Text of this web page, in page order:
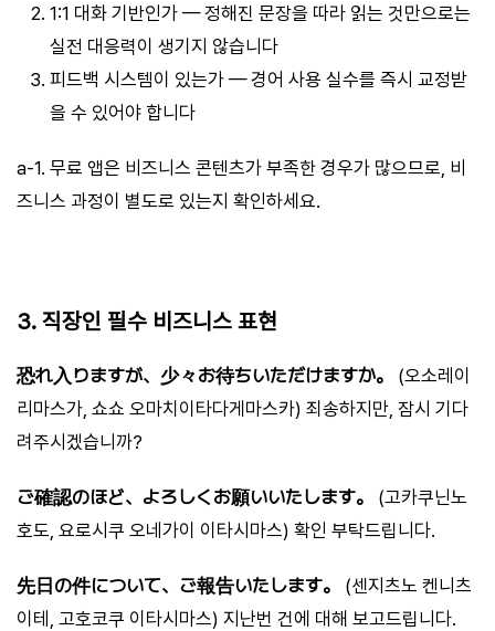
1:1 대화 기반인가 — 정해진 문장을 따라 읽는 것만으로는
실전 대응력이 생기지 않습니다
피드백 시스템이 있는가 — 경어 사용 실수를 즉시 교정받
을 수 있어야 합니다
a-1. 무료 앱은 비즈니스 콘텐츠가 부족한 경우가 많으므로, 비
즈니스 과정이 별도로 있는지 확인하세요.
3. 직장인 필수 비즈니스 표현
恐れ入りますが、少々お待ちいただけますか。
(오소레이
리마스가, 쇼쇼 오마치이타다게마스카) 죄송하지만, 잠시 기다
려주시겠습니까?
ご確認のほど、よろしくお願いいたします。
(고카쿠닌노
호도, 요로시쿠 오네가이 이타시마스) 확인 부탁드립니다.
先日の件について、ご報告いたします。
(센지츠노 켄니츠
이테, 고호코쿠 이타시마스) 지난번 건에 대해 보고드립니다.